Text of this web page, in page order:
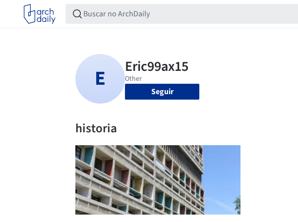
Seguir
historia